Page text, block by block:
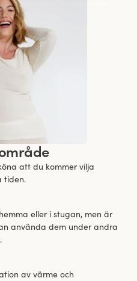
att du kommer vilja
tiden.
eller i stugan, men är
använda dem under andra
av värme och